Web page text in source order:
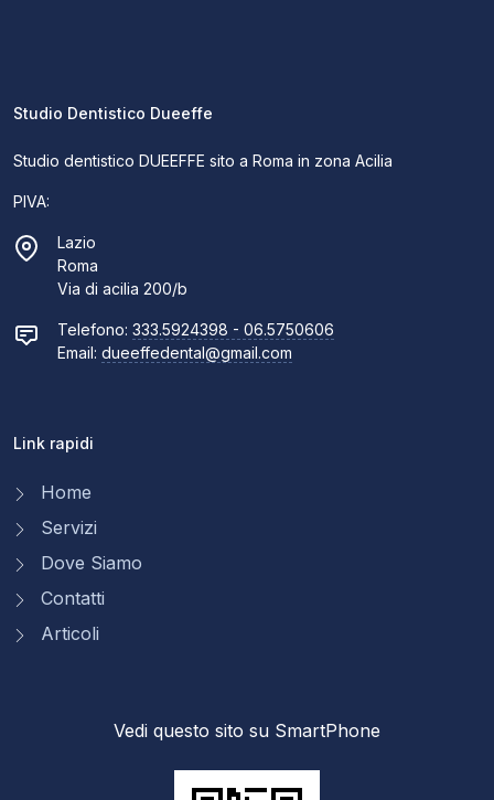
Studio Dentistico Dueeffe
Studio dentistico DUEEFFE sito a Roma in zona Acilia
PIVA:
Lazio
Roma
Via di acilia 200/b
Telefono: 333.5924398 - 06.5750606
Email: dueeffedental@gmail.com
Link rapidi
Home
Servizi
Dove Siamo
Contatti
Articoli
Vedi questo sito su SmartPhone